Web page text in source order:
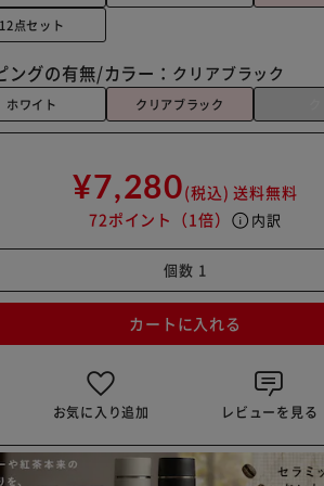
12点セット
ングの有無/カラー： クリアブラック
ホワイト クリアブラック
¥7,280(税込) 送料無料
72ポイント （1倍） info 内訳
カートに入れる
お気に入り追加 レビューを見る